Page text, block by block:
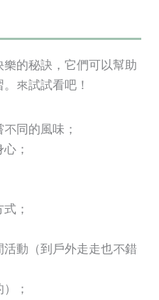
的秘訣，它們可以幫助
來試試看吧！
同的風味；
；
；
動（到戶外走走也不錯
；